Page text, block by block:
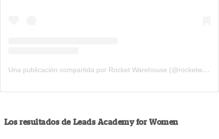
Una publicación compartida por Rocket Warehouse (@rocketwarehouse)
Los resultados de Leads Academy for Women